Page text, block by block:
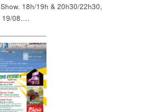
18h/19h & 20h30/22h30,
19/08….